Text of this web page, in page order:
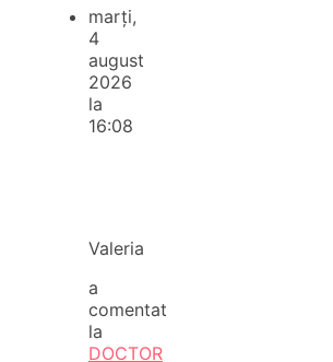
marți,
4
august
2026
la
16:08
Valeria
a
comentat
la
DOCTOR